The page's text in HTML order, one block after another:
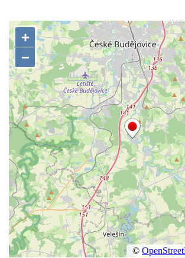
Most přes Podlešínský potok pod
Podlešínem
Silniční most přes Svitávku v Nových
Zákupech
Klášterní most v Zákupech
Kamenný most v Zákupech
Poštovní most v Mimoni
Bývalý vodní náhon u Mařeniček
Bývalý vodní náhon u Antonínova údolí
Železniční most u Bořkova
Pitrův most v Rajhradě
Kamenný most v Markvarticích
Silniční most u Mnichova Hradiště